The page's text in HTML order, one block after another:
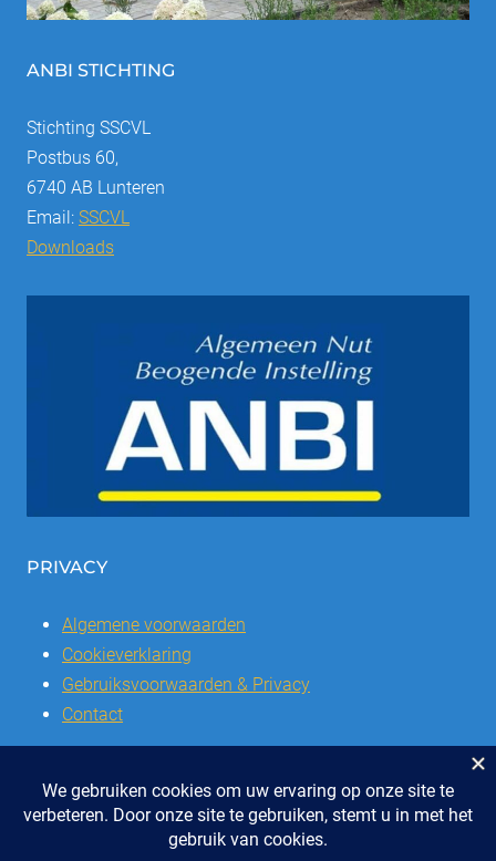
ANBI STICHTING
Stichting SSCVL
Postbus 60,
6740 AB Lunteren
Email: SSCVL
Downloads
PRIVACY
Algemene voorwaarden
Cookieverklaring
Gebruiksvoorwaarden & Privacy
Contact
© 2026 | Stichting SSCVL | Dorpshuis Het Westhoffhuis: Dorpsstraat